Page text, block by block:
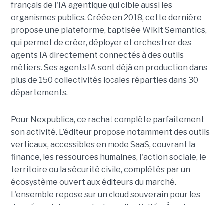
français de l'IA agentique qui cible aussi les
organismes publics. Créée en 2018, cette dernière
propose une plateforme, baptisée Wikit Semantics,
qui permet de créer, déployer et orchestrer des
agents IA directement connectés à des outils
métiers. Ses agents IA sont déjà en production dans
plus de 150 collectivités locales réparties dans 30
départements.
Pour Nexpublica, ce rachat complète parfaitement
son activité. L’éditeur propose notamment des outils
verticaux, accessibles en mode SaaS, couvrant la
finance, les ressources humaines, l'action sociale, le
territoire ou la sécurité civile, complétés par un
écosystème ouvert aux éditeurs du marché.
L'ensemble repose sur un cloud souverain pour les